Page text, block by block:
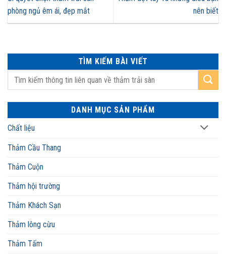
TÌM KIẾM BÀI VIẾT
DANH MỤC SẢN PHẨM
Chất liệu
Thảm Cầu Thang
Thảm Cuộn
Thảm hội trường
Thảm Khách Sạn
Thảm lông cừu
Thảm Tấm
phòng ngủ êm ái, đẹp mắt
nên biết